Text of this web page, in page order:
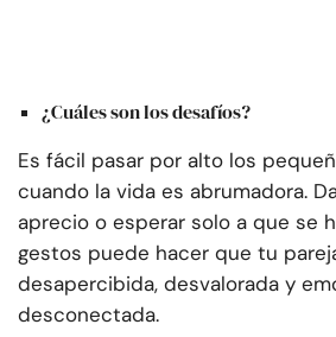
¿Cuáles son los desafíos?
Es fácil pasar por alto los
cuando la vida es abrumadora.
aprecio o esperar solo a que se
gestos puede hacer que tu
desapercibida, desvalorada y
desconectada.